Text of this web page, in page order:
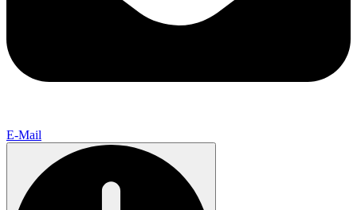
E-Mail